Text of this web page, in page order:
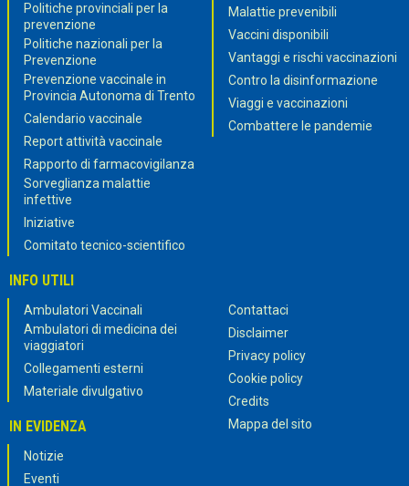
Politiche provinciali per la
prevenzione
Politiche nazionali per la
Prevenzione
Prevenzione vaccinale in
Provincia Autonoma di Trento
Calendario vaccinale
Report attività vaccinale
Rapporto di farmacovigilanza
Sorveglianza malattie
infettive
Iniziative
Comitato tecnico-scientifico
Malattie prevenibili
Vaccini disponibili
Vantaggi e rischi vaccinazioni
Contro la disinformazione
Viaggi e vaccinazioni
Combattere le pandemie
INFO UTILI
Ambulatori Vaccinali
Ambulatori di medicina dei
viaggiatori
Collegamenti esterni
Materiale divulgativo
IN EVIDENZA
Notizie
Eventi
Contattaci
Disclaimer
Privacy policy
Cookie policy
Credits
Mappa del sito